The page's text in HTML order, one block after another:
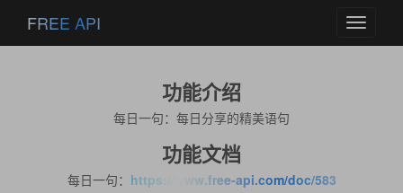
Toggle
FREE API
功能介绍
每日一句：每日分享的精美语句
功能文档
每日一句： https://www.free-api.com/doc/583